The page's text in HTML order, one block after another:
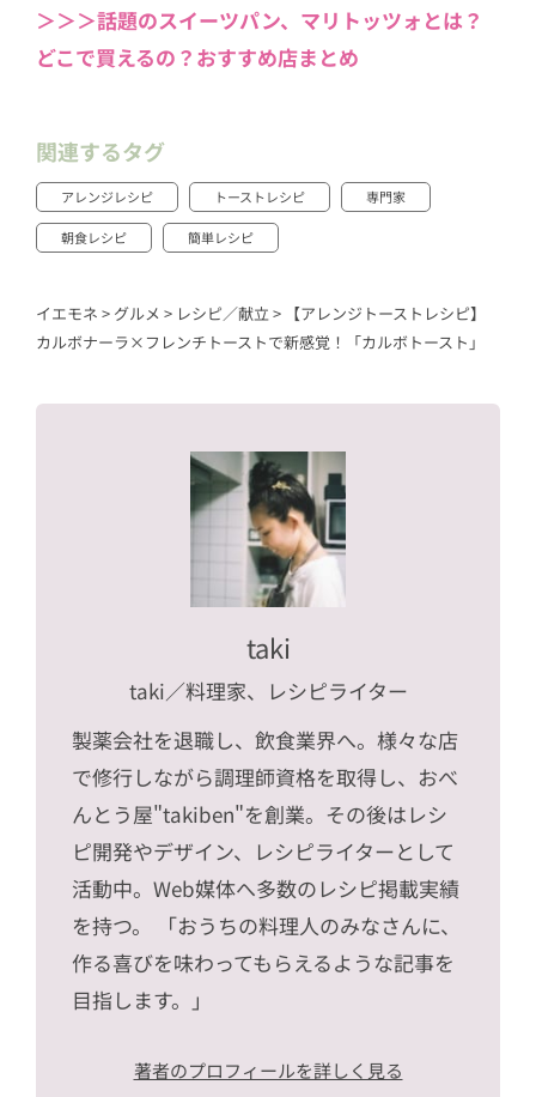
＞＞＞話題のスイーツパン、マリトッツォとは？
どこで買えるの？おすすめ店まとめ
関連するタグ
アレンジレシピ トーストレシピ 専門家
朝食レシピ 簡単レシピ
イエモネ > グルメ > レシピ／献立 > 【アレンジトーストレシピ】
カルボナーラ×フレンチトーストで新感覚！「カルボトースト」
taki
taki／料理家、レシピライター
製薬会社を退職し、飲食業界へ。様々な店
で修行しながら調理師資格を取得し、おべ
んとう屋"takiben"を創業。その後はレシ
ピ開発やデザイン、レシピライターとして
活動中。Web媒体へ多数のレシピ掲載実績
を持つ。 「おうちの料理人のみなさんに、
作る喜びを味わってもらえるような記事を
目指します。」
著者のプロフィールを詳しく見る